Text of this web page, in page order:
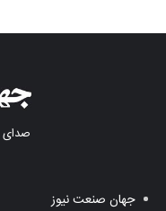
جهان صنعت نیوز